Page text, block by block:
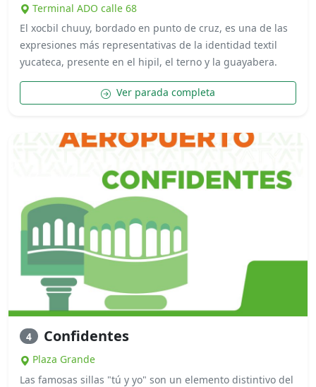
Terminal ADO calle 68
El xocbil chuuy, bordado en punto de cruz, es una de las
expresiones más representativas de la identidad textil
yucateca, presente en el hipil, el terno y la guayabera.
Ver parada completa
4 Confidentes
Plaza Grande
Las famosas sillas "tú y yo" son un elemento distintivo del